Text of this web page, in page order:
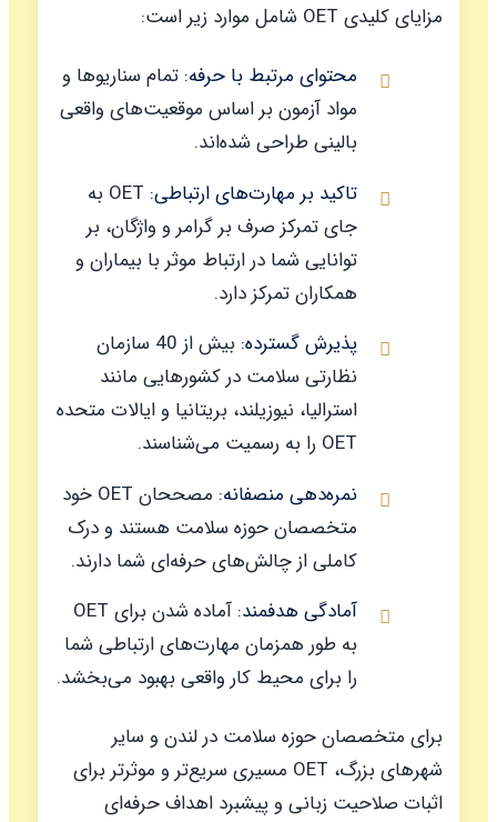
مزایای کلیدی OET شامل موارد زیر است:
محتوای مرتبط با حرفه: تمام سناریوها و
مواد آزمون بر اساس موقعیت‌های واقعی
بالینی طراحی شده‌اند.
تاکید بر مهارت‌های ارتباطی:
OET به
جای تمرکز صرف بر گرامر و واژگان، بر
توانایی شما در ارتباط موثر با بیماران و
همکاران تمرکز دارد.
پذیرش گسترده:
بیش از 40 سازمان
نظارتی سلامت در کشورهایی مانند
استرالیا، نیوزیلند، بریتانیا و ایالات متحده
OET را به رسمیت می‌شناسند.
نمره‌دهی منصفانه:
مصححان OET خود
متخصصان حوزه سلامت هستند و درک
کاملی از چالش‌های حرفه‌ای شما دارند.
آمادگی هدفمند:
آماده شدن برای OET
به طور همزمان مهارت‌های ارتباطی شما
را برای محیط کار واقعی بهبود می‌بخشد.
برای متخصصان حوزه سلامت در لندن و سایر
شهرهای بزرگ، OET مسیری سریع‌تر و موثرتر برای
اثبات صلاحیت زبانی و پیشبرد اهداف حرفه‌ای